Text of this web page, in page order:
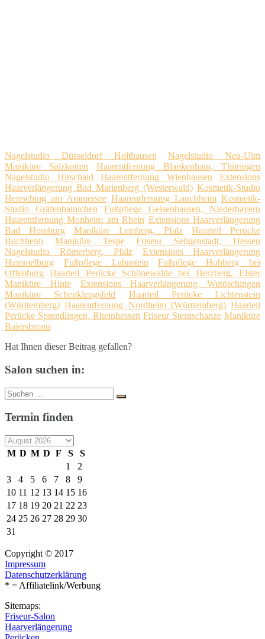
Nagelstudio Düsseldorf Holthausen
Nagelstudio Neu-Ulm
Maniküre Salzkotten
Haarentfernung Blankenhain, Thüringen
Nagelstudio Hirschaid
Haarentfernung Wienhausen
Extensions
Haarverlängerung Bad Marienberg (Westerwald) Kosmetik-Studio
Herrsching am Ammersee Haarentfernung Lauchheim Kosmetik-
Studio Gräfenhainichen
Fußpflege Geisenhausen, Niederbayern
Haarentfernung Monheim am Rhein Extensions Haarverlängerung
Bad Homburg
Maniküre Lemberg, Pfalz
Haarteil Perücke
Buchheim
Maniküre Tespe
Friseur Seligenstadt, Hessen
Nagelstudio Römerberg, Pfalz
Extensions Haarverlängerung
Hammelburg
Fußpflege Lahnstein
Fußpflege Hohberg bei
Offenburg
Haarteil Perücke Schönewalde bei Herzberg, Elster
Maniküre Hinte
Extensions Haarverlängerung Wutöschingen
Maniküre Schenklengsfeld
Haarteil Perücke Lichtenstein
(Württemberg) Haarentfernung Nordheim (Württemberg) Haarteil
Perücke Sprendlingen, Rheinhessen Friseur Sternschanze Maniküre
Baiersbronn
Hat Ihnen dieser Beitrag gefallen?
Salon suchen in:
Suche
nach:
Suchen
Termin finden
M D M D F S
S
1
2
3
4 5 6 7 8
9
10 11 12 13 14 15 16
17 18 19 20 21 22 23
24 25 26 27 28 29 30
31
Copyright © 2017
Impressum
Datenschutzerklärung
* = Affiliatelink/Werbung
Sitemaps:
Friseur-Salon
Haarverlängerung